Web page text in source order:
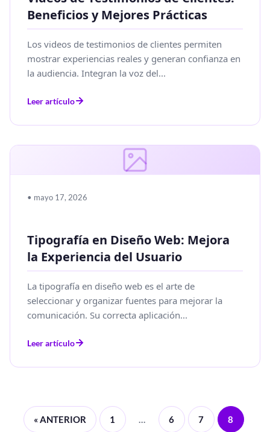
Beneficios y Mejores Prácticas
Los videos de testimonios de clientes permiten
mostrar experiencias reales y generan confianza en
la audiencia. Integran la voz del...
Leer artículo
• mayo 17, 2026
Tipografía en Diseño Web: Mejora
la Experiencia del Usuario
La tipografía en diseño web es el arte de
seleccionar y organizar fuentes para mejorar la
comunicación. Su correcta aplicación...
Leer artículo
« ANTERIOR 1 … 6 7 8